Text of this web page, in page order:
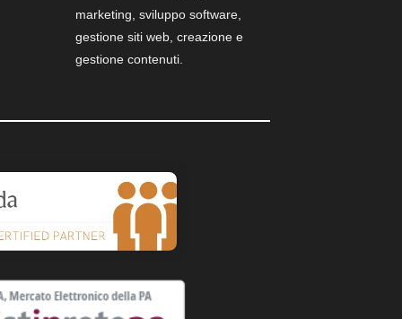
marketing, sviluppo software,
gestione siti web, creazione e
gestione contenuti.